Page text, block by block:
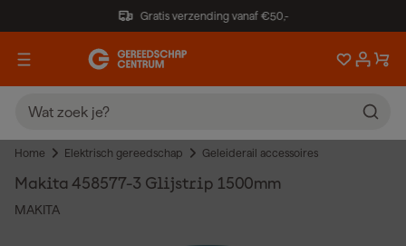
Gratis verzending vanaf €50,-
Home Elektrisch gereedschap Geleiderail accessoires
Makita 458577-3 Glijstrip 1500mm
MAKITA